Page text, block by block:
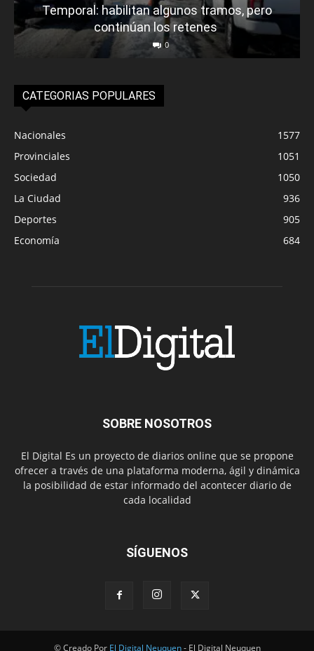
Temporal: habilitan algunos tramos, pero
continúan los retenes
0
CATEGORIAS POPULARES
Nacionales
1577
Provinciales
1051
Sociedad
1050
La Ciudad
936
Deportes
905
Economía
684
SOBRE NOSOTROS
El Digital Es un proyecto de diarios online que se propone
ofrecer a través de una plataforma moderna, ágil y dinámica
la posibilidad de estar informado del acontecer diario de
cada localidad
SÍGUENOS
© Creado Por El Digital Neuquen- El Digital Neuquen